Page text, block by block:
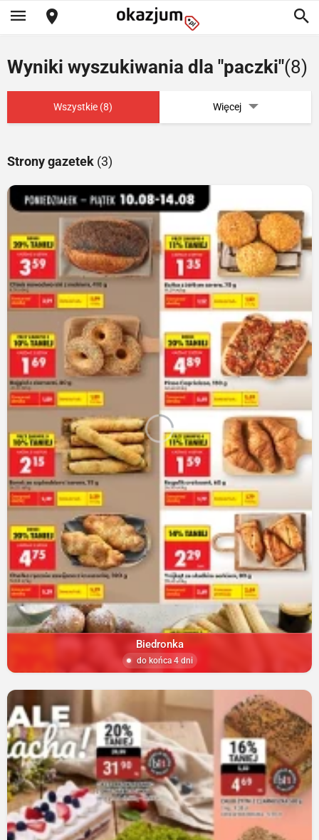
Wyniki wyszukiwania dla "paczki"(8)
Wszystkie (8) Więcej
Strony gazetek (3)
Biedronka
do końca 4 dni